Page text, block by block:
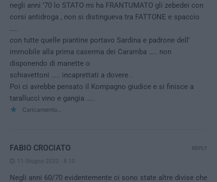
negli anni ’70 lo STATO mi ha FRANTUMATO gli zebedei con
corsi antidroga , non si distingueva tra FATTONE e spaccio
…..
con tutte quelle piantine portavo Sardina e padrone dell’
immobile alla prima caserma dei Caramba ….. non
disponendo di manette o
schiavettoni ….. incaprettati a dovere .
Poi ci avrebbe pensato il Kompagno giudice e si finisce a
tarallucci vino e gangia …..
Caricamento...
FABIO CROCIATO
11 Giugno 2022 - 8:10
Negli anni 60/70 evidentemente ci sono state altre divise che
REPLY